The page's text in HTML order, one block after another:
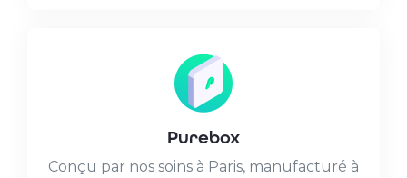
Purebox
Conçu par nos soins à Paris, manufacturé à